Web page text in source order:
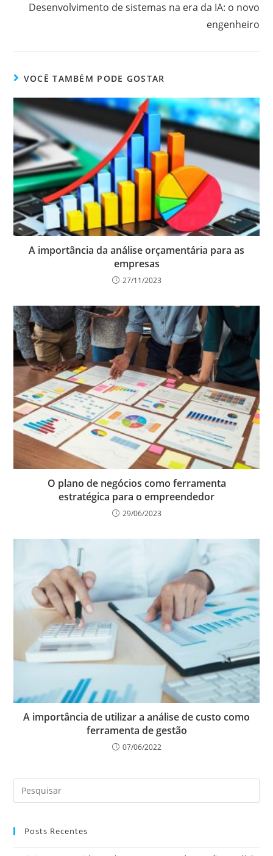
Desenvolvimento de sistemas na era da IA: o novo
engenheiro
VOCÊ TAMBÉM PODE GOSTAR
A importância da análise orçamentária para as
empresas
27/11/2023
O plano de negócios como ferramenta
estratégica para o empreendedor
29/06/2023
A importância de utilizar a análise de custo como
ferramenta de gestão
07/06/2022
Posts Recentes